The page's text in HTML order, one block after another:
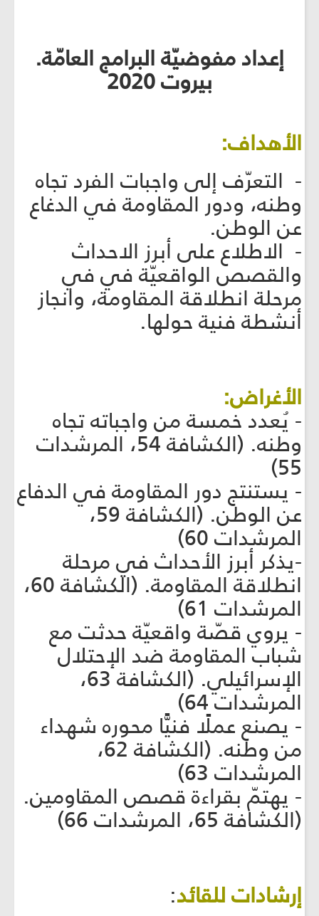
إعداد مفوضيّة البرامج العامّة.
بيروت 2020
الأهداف:
- التعرّف إلى واجبات الفرد تجاه
وطنه، ودور المقاومة في الدغاع
عن الوطن.
- الاطلاع على أبرز الاحداث
والقصص الواقعيّة في في
مرحلة انطلاقة المقاومة، وانجاز
أنشطة فنية حولها.
الأغراض:
- يُعدد خمسة من واجباته تجاه
وطنه. (الكشافة 54، المرشدات
55)
- يستنتج دور المقاومة في الدفاع
عن الوطن. (الكشافة 59،
المرشدات 60)
-يذكر أبرز الأحداث في مرحلة
انطلاقة المقاومة. (الكشافة 60،
المرشدات 61)
- يروي قصّة واقعيّة حدثت مع
شباب المقاومة ضد الإحتلال
الإسرائيلي. (الكشافة 63،
المرشدات 64)
- يصنع عملًا فنيًّا محوره شهداء
من وطنه. (الكشافة 62،
المرشدات 63)
- يهتمّ بقراءة قصص المقاومين.
(الكشافة 65، المرشدات 66)
إرشادات للقائد: